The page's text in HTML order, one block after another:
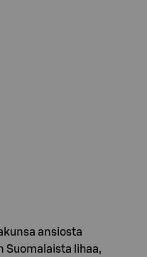
ansiosta
Suomalaista lihaa,